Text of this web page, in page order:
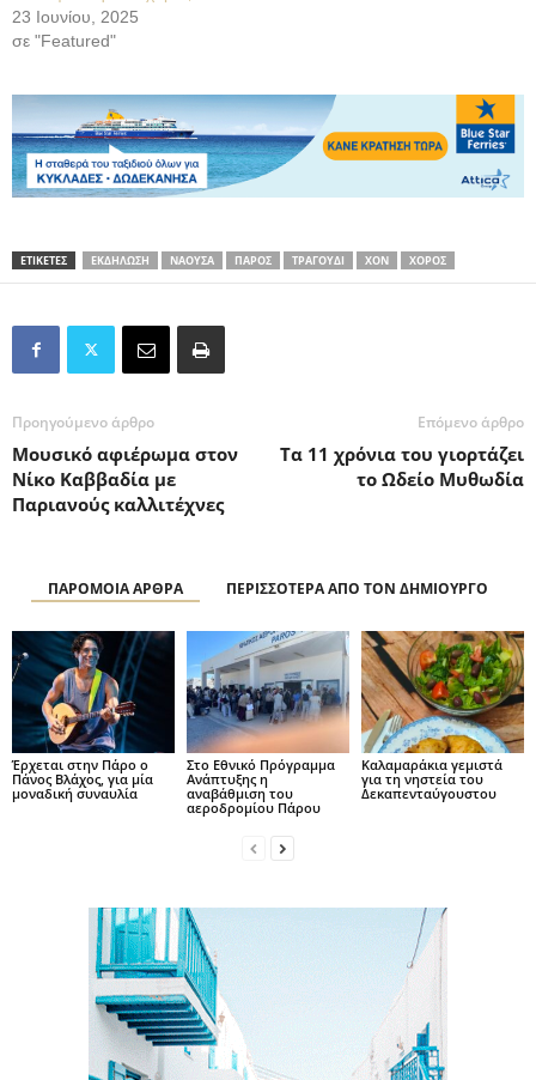
23 Ιουνίου, 2025
σε "Featured"
ΕΤΙΚΕΤΕΣ ΕΚΔΗΛΩΣΗ ΝΑΟΥΣΑ ΠΑΡΟΣ ΤΡΑΓΟΥΔΙ ΧΟΝ ΧΟΡΟΣ
Προηγούμενο άρθρο
Μουσικό αφιέρωμα στον
Νίκο Καββαδία με
Παριανούς καλλιτέχνες
Επόμενο άρθρο
Τα 11 χρόνια του γιορτάζει
το Ωδείο Μυθωδία
ΠΑΡΟΜΟΙΑ ΑΡΘΡΑ ΠΕΡΙΣΣΟΤΕΡΑ ΑΠΟ ΤΟΝ ΔΗΜΙΟΥΡΓΟ
Έρχεται στην Πάρο ο
Πάνος Βλάχος, για μία
μοναδική συναυλία
Στο Εθνικό Πρόγραμμα
Ανάπτυξης η
αναβάθμιση του
αεροδρομίου Πάρου
Καλαμαράκια γεμιστά
για τη νηστεία του
Δεκαπενταύγουστου